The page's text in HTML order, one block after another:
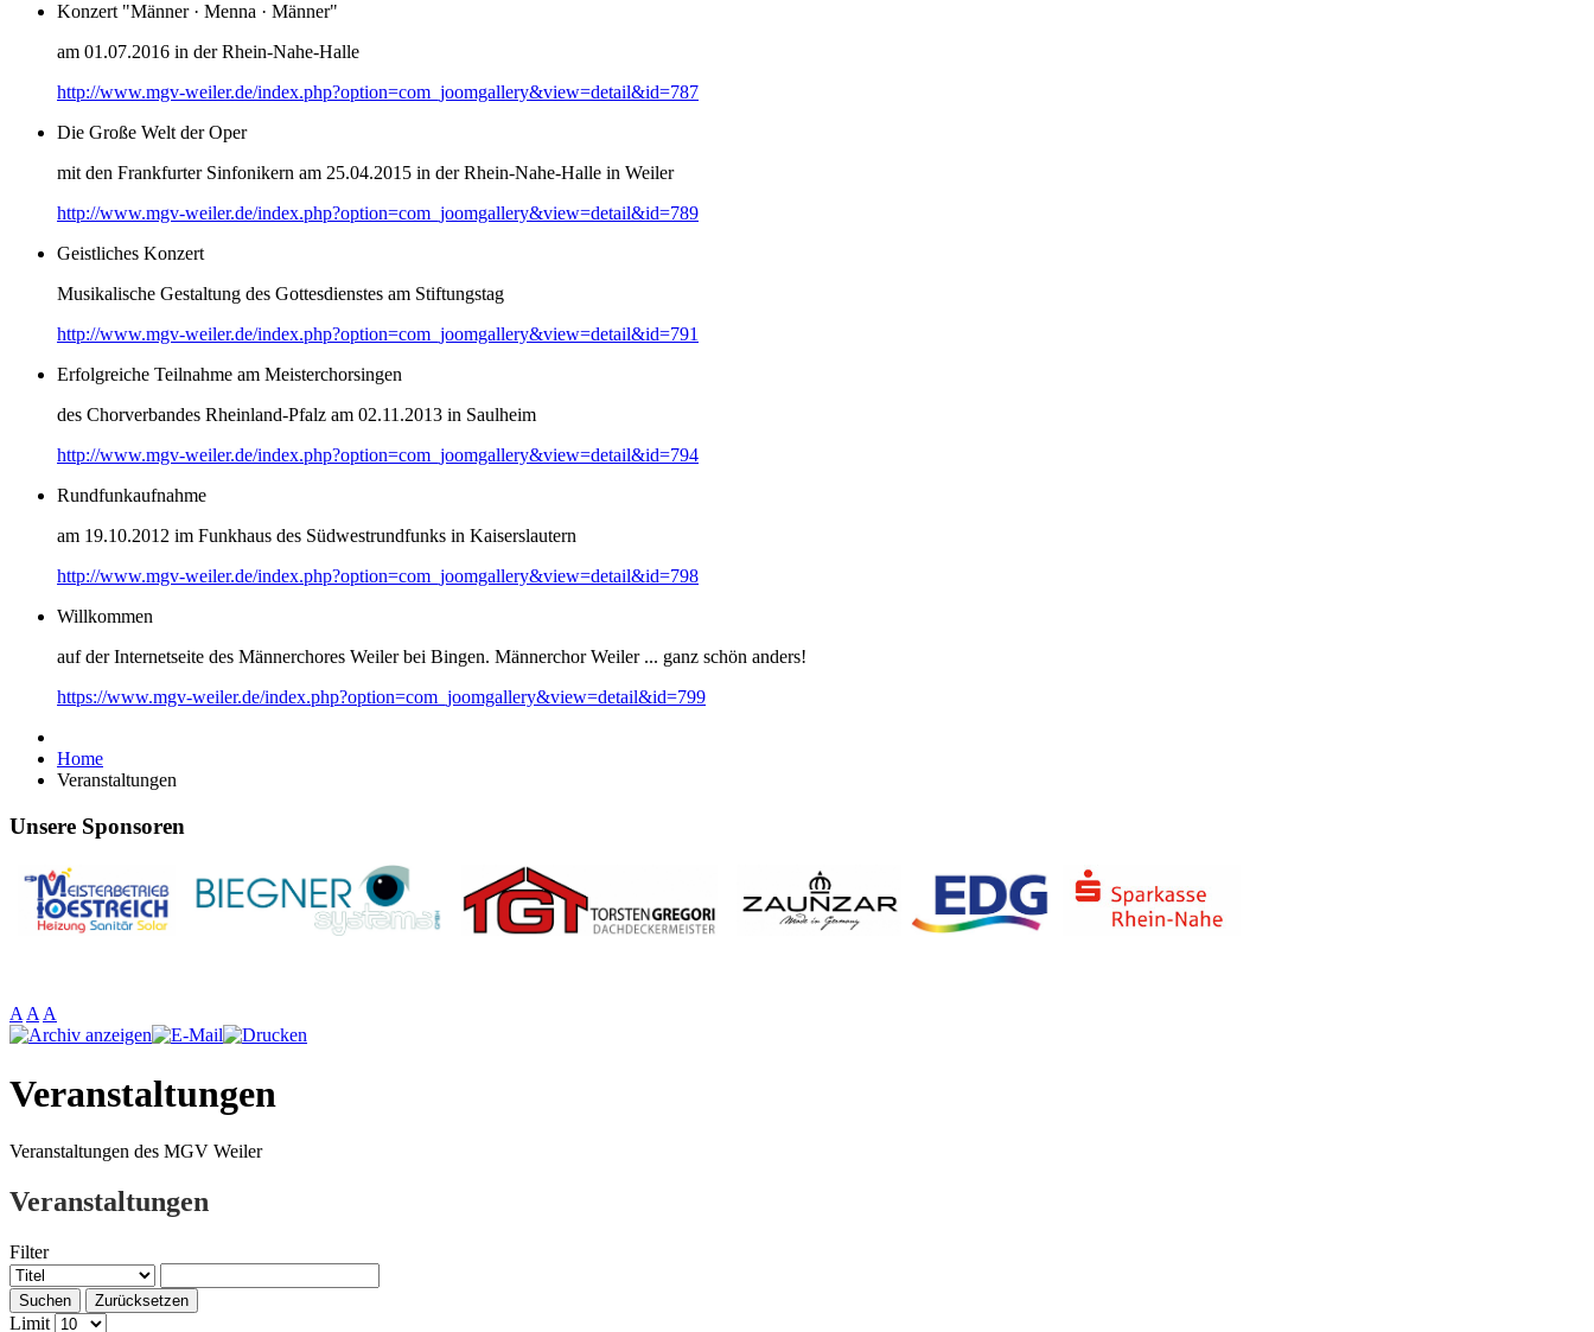
Konzert "Männer · Menna · Männer"
am 01.07.2016 in der Rhein-Nahe-Halle
http://www.mgv-weiler.de/index.php?option=com_joomgallery&view=detail&id=787
Die Große Welt der Oper
mit den Frankfurter Sinfonikern am 25.04.2015 in der Rhein-Nahe-Halle in Weiler
http://www.mgv-weiler.de/index.php?option=com_joomgallery&view=detail&id=789
Geistliches Konzert
Musikalische Gestaltung des Gottesdienstes am Stiftungstag
http://www.mgv-weiler.de/index.php?option=com_joomgallery&view=detail&id=791
Erfolgreiche Teilnahme am Meisterchorsingen
des Chorverbandes Rheinland-Pfalz am 02.11.2013 in Saulheim
http://www.mgv-weiler.de/index.php?option=com_joomgallery&view=detail&id=794
Rundfunkaufnahme
am 19.10.2012 im Funkhaus des Südwestrundfunks in Kaiserslautern
http://www.mgv-weiler.de/index.php?option=com_joomgallery&view=detail&id=798
Willkommen
auf der Internetseite des Männerchores Weiler bei Bingen. Männerchor Weiler ... ganz schön anders!
https://www.mgv-weiler.de/index.php?option=com_joomgallery&view=detail&id=799
Home
Veranstaltungen
Unsere Sponsoren
AAA
Veranstaltungen
Veranstaltungen des MGV Weiler
Veranstaltungen
Filter
Suchen Zurücksetzen
Limit